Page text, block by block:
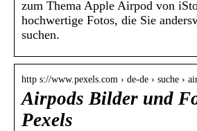
zum Thema Apple Airpod von
hochwertige Fotos, die Sie
suchen.
http s://www.pexels.com › de-de › suche ›
Airpods Bilder und
Pexels